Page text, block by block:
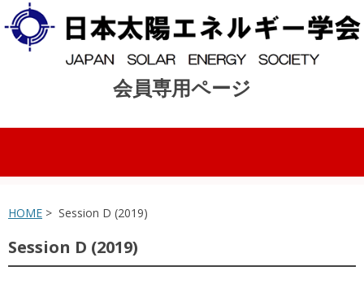
会員専用ページ
コンテンツへスキップ
HOME > Session D (2019)
Session D (2019)